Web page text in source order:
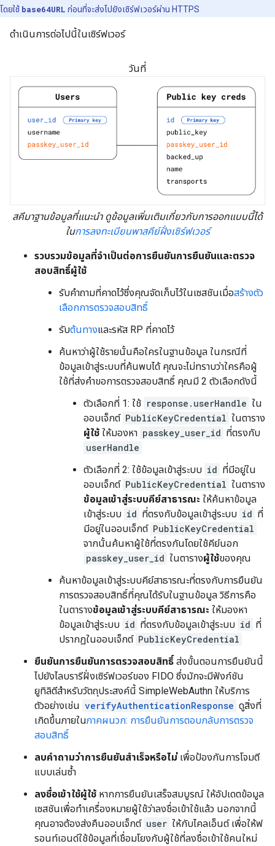
โดยใช้ base64URL ก่อนที่จะส่งไปยังเซิร์ฟเวอร์ผ่าน HTTPS
ดำเนินการต่อไปนี้ในเซิร์ฟเวอร์
วันที่
สคีมาฐานข้อมูลที่แนะนำ ดูข้อมูลเพิ่มเติมเกี่ยวกับการออกแบบนี้ได้
ในการลงทะเบียนพาสคีย์ฝั่งเซิร์ฟเวอร์
รวบรวมข้อมูลที่จำเป็นต่อการยืนยันการยืนยันและตรวจ
สอบสิทธิ์ผู้ใช้
รับคำถามที่คาดไว้ซึ่งคุณจัดเก็บไว้ในเซสชันเมื่อสร้างตัว
เลือกการตรวจสอบสิทธิ์
รับต้นทางและรหัส RP ที่คาดไว้
ค้นหาว่าผู้ใช้รายนั้นคือใครในฐานข้อมูล ในกรณีที่
ข้อมูลเข้าสู่ระบบที่ค้นพบได้ คุณจะไม่ทราบว่าใครคือผู้
ใช้ที่ส่งคำขอการตรวจสอบสิทธิ์ คุณมี 2 ตัวเลือกดังนี้
ตัวเลือกที่ 1: ใช้ response.userHandle ใน
ออบเจ็กต์ PublicKeyCredential ในตาราง
ผู้ใช้ ให้มองหา passkey_user_id ที่ตรงกับ
userHandle
ตัวเลือกที่ 2: ใช้ข้อมูลเข้าสู่ระบบ id ที่มีอยู่ใน
ออบเจ็กต์ PublicKeyCredential ในตาราง
ข้อมูลเข้าสู่ระบบคีย์สาธารณะ ให้ค้นหาข้อมูล
เข้าสู่ระบบ id ที่ตรงกับข้อมูลเข้าสู่ระบบ id ที่
มีอยู่ในออบเจ็กต์ PublicKeyCredential
จากนั้นค้นหาผู้ใช้ที่ตรงกันโดยใช้คีย์นอก
passkey_user_id ในตารางผู้ใช้ของคุณ
ค้นหาข้อมูลเข้าสู่ระบบคีย์สาธารณะที่ตรงกับการยืนยัน
การตรวจสอบสิทธิ์ที่คุณได้รับในฐานข้อมูล วิธีการคือ
ในตารางข้อมูลเข้าสู่ระบบคีย์สาธารณะ ให้มองหา
ข้อมูลเข้าสู่ระบบ id ที่ตรงกับข้อมูลเข้าสู่ระบบ id ที่
ปรากฏในออบเจ็กต์ PublicKeyCredential
ยืนยันการยืนยันการตรวจสอบสิทธิ์ ส่งขั้นตอนการยืนยันนี้
ไปยังไลบรารีฝั่งเซิร์ฟเวอร์ของ FIDO ซึ่งมักจะมีฟังก์ชัน
ยูทิลิตีสำหรับวัตถุประสงค์นี้ SimpleWebAuthn ให้บริการ
ตัวอย่างเช่น verifyAuthenticationResponse ดูสิ่งที่
เกิดขึ้นภายในภาคผนวก: การยืนยันการตอบกลับการตรวจ
สอบสิทธิ์
ลบคำถามว่าการยืนยันสำเร็จหรือไม่เพื่อป้องกันการโจมตี
แบบเล่นซ้ำ
ลงชื่อเข้าใช้ผู้ใช้ หากการยืนยันเสร็จสมบูรณ์ ให้อัปเดตข้อมูล
เซสชันเพื่อทำเครื่องหมายผู้ใช้ว่าลงชื่อเข้าใช้แล้ว นอกจากนี้
คุณอาจต้องส่งคืนออบเจ็กต์ user ให้กับไคลเอ็นต์ เพื่อให้ฟ
รอนท์เอนด์ใช้ข้อมูลที่เชื่อมโยงกับผู้ใช้ที่ลงชื่อเข้าใช้คนใหม่